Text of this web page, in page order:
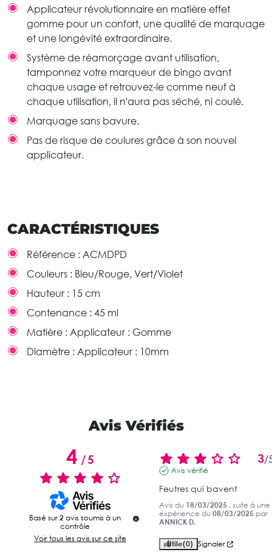
Applicateur révolutionnaire en matière effet
gomme pour un confort, une qualité de marquage
et une longévité extraordinaire.
Système de réamorçage avant utilisation,
tamponnez votre marqueur de bingo avant
chaque usage et retrouvez-le comme neuf à
chaque utilisation, il n'aura pas séché, ni coulé.
Marquage sans bavure.
Pas de risque de coulures grâce à son nouvel
applicateur.
CARACTÉRISTIQUES
Référence : ACMDPD
Couleurs : Bleu/Rouge, Vert/Violet
Hauteur : 15 cm
Contenance : 45 ml
Matière : Applicateur : Gomme
Diamètre : Applicateur : 10mm
Avis Vérifiés
4/5
Basé sur 2 avis soumis à un
contrôle
Voir tous les avis sur ce site
3/
Avis vérifié
Feutres qui bavent
Avis du 18/03/2025 , suite à une
expérience du 08/03/2025 par
ANNICK D.
Utile(0) Signaler